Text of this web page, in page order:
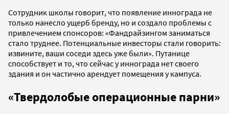
Сотрудник школы говорит, что появление иннограда не
только нанесло ущерб бренду, но и создало проблемы с
привлечением спонсоров: «Фандрайзингом заниматься
стало труднее. Потенциальные инвесторы стали говорить:
извините, ваши соседи здесь уже были». Путанице
способствует и то, что сейчас у иннограда нет своего
здания и он частично арендует помещения у кампуса.
«Твердолобые операционные парни»